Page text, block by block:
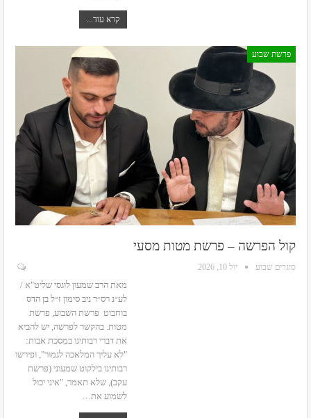
קרא עוד...
פרשת שבוע
קול הפרשה – פרשת מטות מסעי
סוגרים שבוע יול 10, 2026
מאת הרב שמעון לוגסי שליט"א /
לע״נ רס״ר ניב סימון ז״ל בן הדס
בוחבוט פרשת השבוע, פרשת
מטות. בהקשר לפרשה, יש להביא
את דברי רבותינו במסכת אבות:
"לא עליך המלאכה לגמור", ופירשו
רבותינו בילקוט שמעוני (פרשת
עקב), שלא תאמר, "איני יכול
לשמוע את…